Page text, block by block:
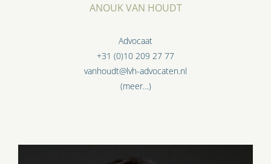
ANOUK VAN HOUDT
Advocaat
+31 (0)10 209 27 77
vanhoudt@lvh-advocaten.nl
(meer…)